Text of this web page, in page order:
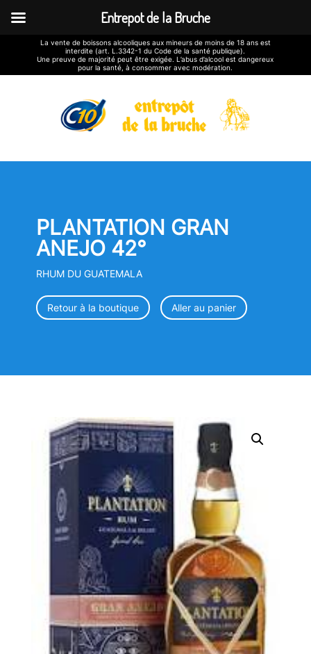
La vente de boissons alcooliques aux mineurs de moins de 18 ans est
interdite (art. L.3342-1 du Code de la santé publique).
Une preuve de majorité peut être exigée. L’abus d’alcool est dangereux
pour la santé, à consommer avec modération.
PLANTATION GRAN
ANEJO 42°
RHUM DU GUATEMALA
Retour à la boutique Aller au panier
Entrepot de la Bruche